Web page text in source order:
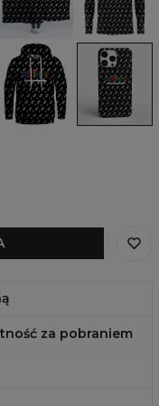
Offline
Damska
bluza
kapturem
Offline
Obudowa
telefon
Offline,
iPhone,
Samsung,
Huawei
za pobraniem